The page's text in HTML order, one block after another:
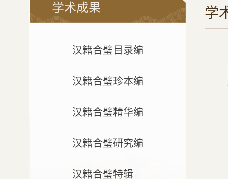
学术成果
汉籍合璧目录编
汉籍合璧珍本编
汉籍合璧精华编
汉籍合璧研究编
汉籍合璧特辑
学